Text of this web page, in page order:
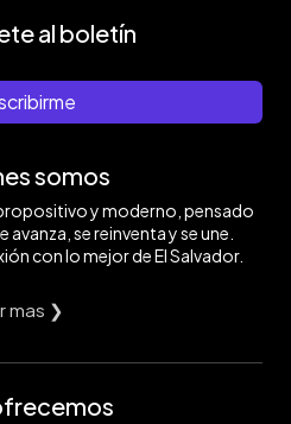
al boletín
somos
y moderno, pensado
avanza, se reinventa y se une.
con lo mejor de El Salvador.
mas ❯